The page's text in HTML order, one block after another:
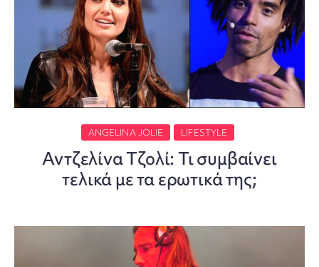
ANGELINA JOLIE LIFESTYLE
Αντζελίνα Τζολί: Τι συμβαίνει
τελικά με τα ερωτικά της;